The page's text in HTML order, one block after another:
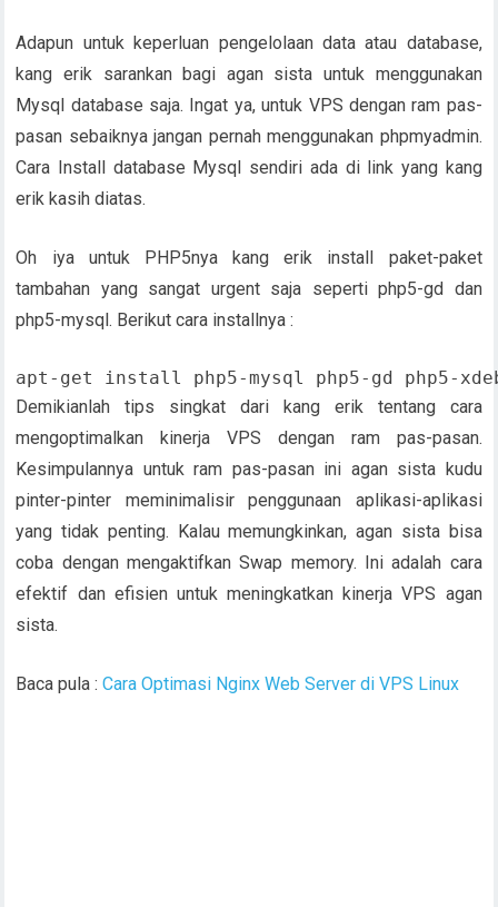
Adapun untuk keperluan pengelolaan data atau database,
kang erik sarankan bagi agan sista untuk menggunakan
Mysql database saja. Ingat ya, untuk VPS dengan ram pas-
pasan sebaiknya jangan pernah menggunakan phpmyadmin.
Cara Install database Mysql sendiri ada di link yang kang
erik kasih diatas.
Oh iya untuk PHP5nya kang erik install paket-paket
tambahan yang sangat urgent saja seperti php5-gd dan
php5-mysql. Berikut cara installnya :
apt-get install php5-mysql php5-gd php5-
Demikianlah tips singkat dari kang erik tentang cara
mengoptimalkan kinerja VPS dengan ram pas-pasan.
Kesimpulannya untuk ram pas-pasan ini agan sista kudu
pinter-pinter meminimalisir penggunaan aplikasi-aplikasi
yang tidak penting. Kalau memungkinkan, agan sista bisa
coba dengan mengaktifkan Swap memory. Ini adalah cara
efektif dan efisien untuk meningkatkan kinerja VPS agan
sista.
Baca pula :Cara Optimasi Nginx Web Server di VPS Linux